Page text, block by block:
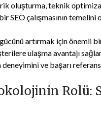
oluşturma, teknik
SEO çalışmasının temelini
artırmak için önemli
ulaşma avantajı
ve başarı
Rolü: